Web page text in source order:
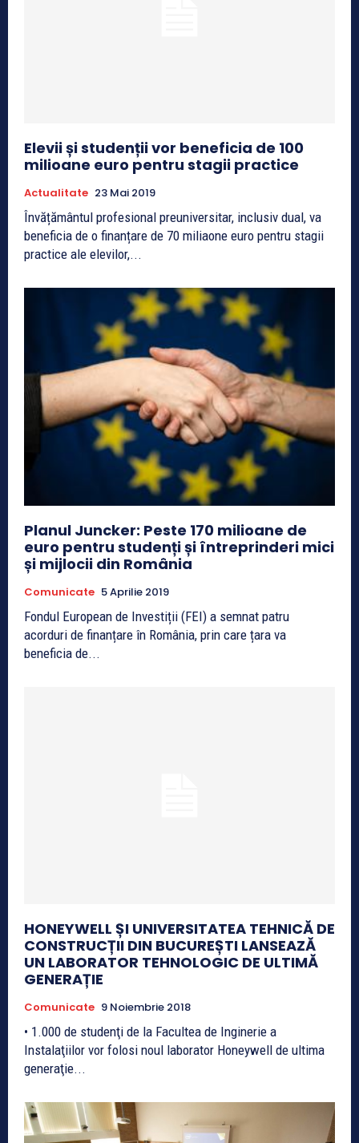
Elevii și studenții vor beneficia de 100
milioane euro pentru stagii practice
Actualitate 23 Mai 2019
Învățământul profesional preuniversitar, inclusiv dual, va
beneficia de o finanțare de 70 miliaone euro pentru stagii
practice ale elevilor,...
Planul Juncker: Peste 170 milioane de
euro pentru studenți și întreprinderi mici
și mijlocii din România
Comunicate 5 Aprilie 2019
Fondul European de Investiții (FEI) a semnat patru
acorduri de finanțare în România, prin care țara va
beneficia de...
HONEYWELL ȘI UNIVERSITATEA TEHNICĂ DE
CONSTRUCȚII DIN BUCUREȘTI LANSEAZĂ
UN LABORATOR TEHNOLOGIC DE ULTIMĂ
GENERAȚIE
Comunicate 9 Noiembrie 2018
• 1.000 de studenţi de la Facultea de Inginerie a
Instalaţiilor vor folosi noul laborator Honeywell de ultima
generaţie...